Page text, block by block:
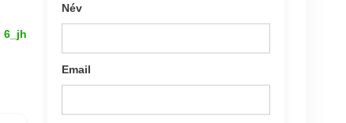
Név
Email
6_jh